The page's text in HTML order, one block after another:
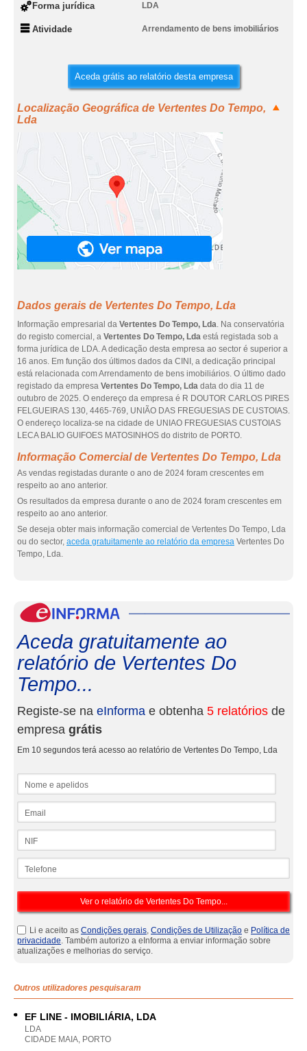
Forma jurídica LDA
Atividade Arrendamento de bens imobiliários
Aceda grátis ao relatório desta empresa
Localização Geográfica de Vertentes Do Tempo,
Lda
Dados gerais de Vertentes Do Tempo, Lda
Informação empresarial da Vertentes Do Tempo, Lda. Na conservatória
do registo comercial, a Vertentes Do Tempo, Lda está registada sob a
forma jurídica de LDA. A dedicação desta empresa ao sector é superior a
16 anos. Em função dos últimos dados da CINI, a dedicação principal
está relacionada com Arrendamento de bens imobiliários. O último dado
registado da empresa Vertentes Do Tempo, Lda data do dia 11 de
outubro de 2025. O endereço da empresa é R DOUTOR CARLOS PIRES
FELGUEIRAS 130, 4465-769, UNIÃO DAS FREGUESIAS DE CUSTOIAS.
O endereço localiza-se na cidade de UNIAO FREGUESIAS CUSTOIAS
LECA BALIO GUIFOES MATOSINHOS do distrito de PORTO.
Informação Comercial de Vertentes Do Tempo, Lda
As vendas registadas durante o ano de 2024 foram crescentes em
respeito ao ano anterior.
Os resultados da empresa durante o ano de 2024 foram crescentes em
respeito ao ano anterior.
Se deseja obter mais informação comercial de Vertentes Do Tempo, Lda
ou do sector, aceda gratuitamente ao relatório da empresa Vertentes Do
Tempo, Lda.
Aceda gratuitamente ao
relatório de Vertentes Do
Tempo...
Registe-se na eInforma e obtenha 5 relatórios de
empresa grátis
Em 10 segundos terá acesso ao relatório de Vertentes Do Tempo, Lda
Li e aceito as Condições gerais, Condições de Utilização e Política de
privacidade. Também autorizo a eInforma a enviar informação sobre
atualizações e melhorias do serviço.
Outros utilizadores pesquisaram
EF LINE - IMOBILIÁRIA, LDA
LDA
CIDADE MAIA, PORTO